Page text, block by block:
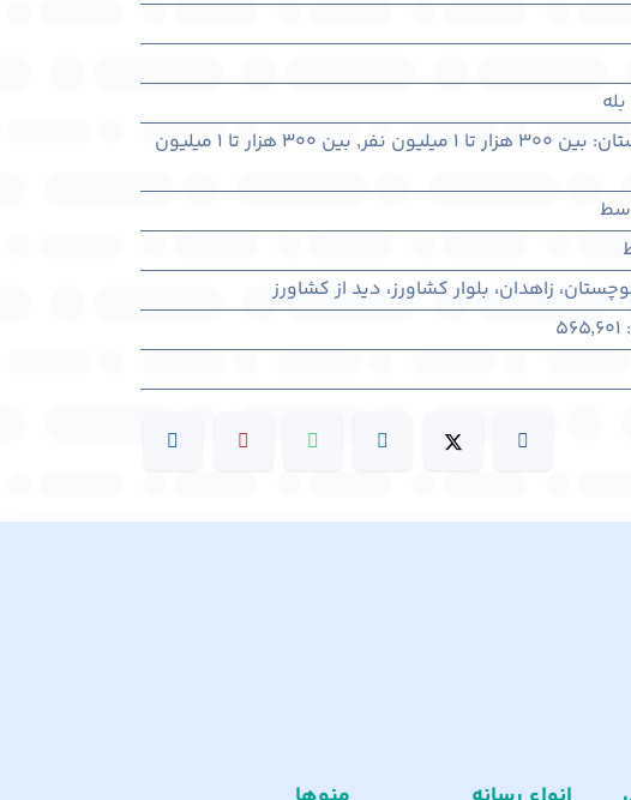
بله
: بین ۳۰۰ هزار تا ۱ میلیون نفر ,
بین ۳۰۰ هزار تا ۱ میلیون
زاهدان، بلوار کشاورز، دید از کشاورز
:
565,601